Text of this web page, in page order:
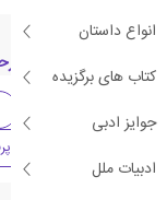
انواع داستان
کتاب های برگزیده
جوایز ادبی
ادبیات ملل
دسته بندی های کتاب